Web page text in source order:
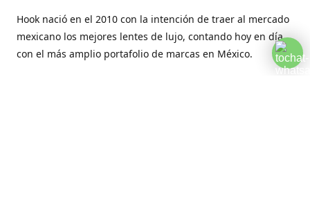
Hook nació en el 2010 con la intención de traer al mercado
mexicano los mejores lentes de lujo, contando hoy en día
con el más amplio portafolio de marcas en México.